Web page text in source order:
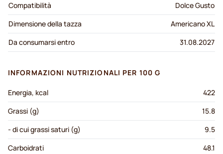
Compatibilità
Dolce Gusto
Dimensione della tazza
Americano XL
Da consumarsi entro
31.08.2027
INFORMAZIONI NUTRIZIONALI PER 100 G
Energia, kcal
422
Grassi (g)
15.8
- di cui grassi saturi (g)
9.5
Carboidrati
48.1